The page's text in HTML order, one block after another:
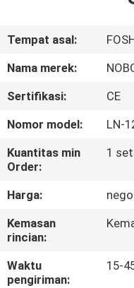
TENTANG
KITA
WISATA
PABRIK
KONTROL
KUALITAS
HUBUNGI
KAMI
Tempat asal:
Nama merek:
Sertifikasi:
CE
Nomor model:
LN-
Kuantitas min
Order:
1 set
Harga:
Kemasan
rincian:
Waktu
pengiriman:
15-